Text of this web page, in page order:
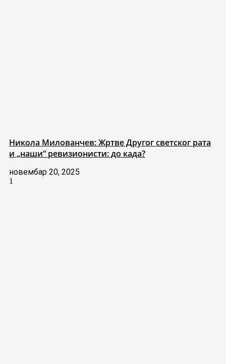
Никола Милованчев: Жртве Другог светског рата
и „наши“ ревизионисти: до када?
новембар 20, 2025